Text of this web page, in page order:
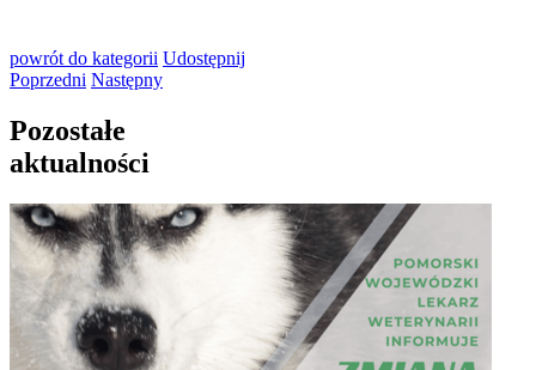
powrót do kategorii Udostępnij
Poprzedni Następny
Pozostałe
aktualności